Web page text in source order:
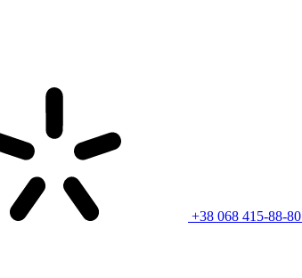
+38 068 415-88-80